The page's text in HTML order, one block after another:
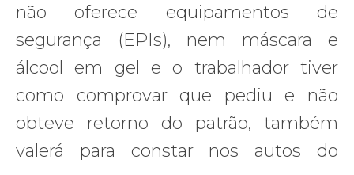
não oferece equipamentos de
segurança (EPIs), nem máscara e
álcool em gel e o trabalhador tiver
como comprovar que pediu e não
obteve retorno do patrão, também
valerá para constar nos autos do